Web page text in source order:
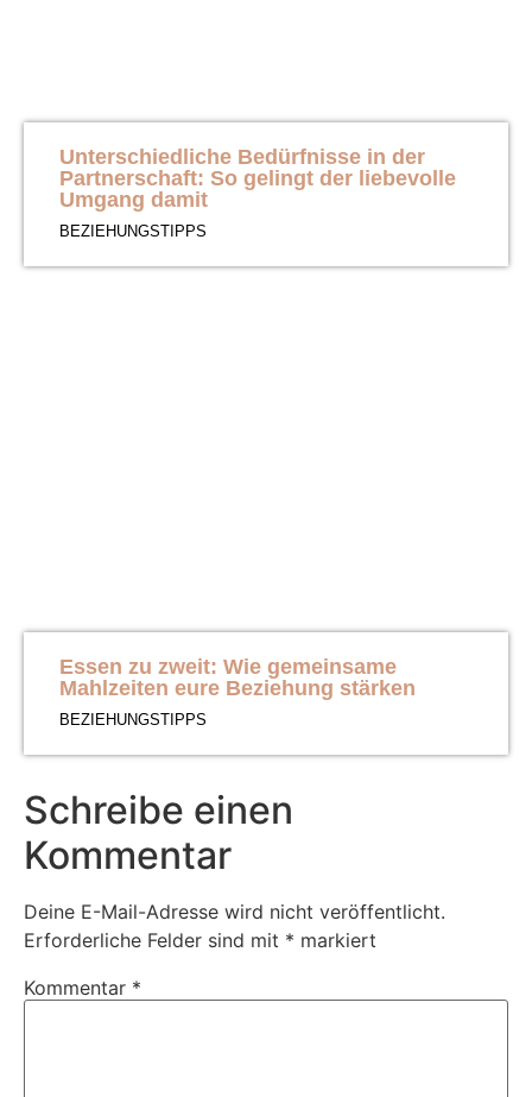
Unterschiedliche Bedürfnisse in der
Partnerschaft: So gelingt der liebevolle
Umgang damit
BEZIEHUNGSTIPPS
Essen zu zweit: Wie gemeinsame
Mahlzeiten eure Beziehung stärken
BEZIEHUNGSTIPPS
Schreibe einen
Kommentar
Deine E-Mail-Adresse wird nicht veröffentlicht.
Erforderliche Felder sind mit * markiert
Kommentar *